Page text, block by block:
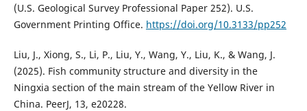
(U.S. Geological Survey Professional Paper 252). U.S.
Government Printing Office. https://doi.org/10.3133/pp252
Liu, J., Xiong, S., Li, P., Liu, Y., Wang, Y., Liu, K., & Wang, J.
(2025). Fish community structure and diversity in the
Ningxia section of the main stream of the Yellow River in
China. PeerJ, 13, e20228.